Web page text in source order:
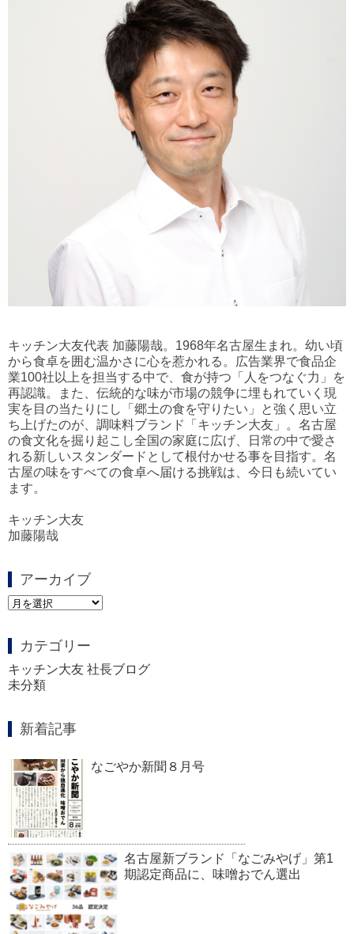
キッチン大友代表 加藤陽哉。1968年名古屋生まれ。幼い頃
から食卓を囲む温かさに心を惹かれる。広告業界で食品企
業100社以上を担当する中で、食が持つ「人をつなぐ力」を
再認識。また、伝統的な味が市場の競争に埋もれていく現
実を目の当たりにし「郷土の食を守りたい」と強く思い立
ち上げたのが、調味料ブランド「キッチン大友」。名古屋
の食文化を掘り起こし全国の家庭に広げ、日常の中で愛さ
れる新しいスタンダードとして根付かせる事を目指す。名
古屋の味をすべての食卓へ届ける挑戦は、今日も続いてい
ます。
キッチン大友
加藤陽哉
アーカイブ
ア
ブ
カテゴリー
キッチン大友 社長ブログ
未分類
新着記事
なごやか新聞８月号
名古屋新ブランド「なごみやげ」第1
期認定商品に、味噌おでん選出